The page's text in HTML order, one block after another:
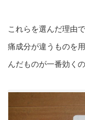
これらを選んだ理由
痛成分が違うものを
んだものが一番効く